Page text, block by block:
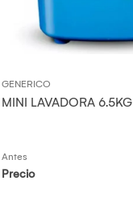
GENERICO
MINI LAVADORA 6.5KG
Antes
Precio